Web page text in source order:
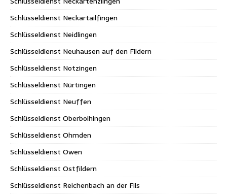
Schlüsseldienst Neckartailfingen
Schlüsseldienst Neidlingen
Schlüsseldienst Neuhausen auf den Fildern
Schlüsseldienst Notzingen
Schlüsseldienst Nürtingen
Schlüsseldienst Neuffen
Schlüsseldienst Oberboihingen
Schlüsseldienst Ohmden
Schlüsseldienst Owen
Schlüsseldienst Ostfildern
Schlüsseldienst Reichenbach an der Fils